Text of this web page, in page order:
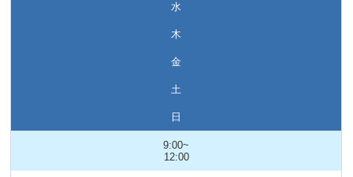
水
木
金
土
日
9:00~
12:00